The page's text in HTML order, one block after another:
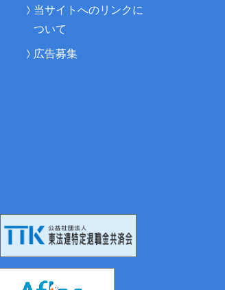
当サイトへのリンクに
ついて
広告募集